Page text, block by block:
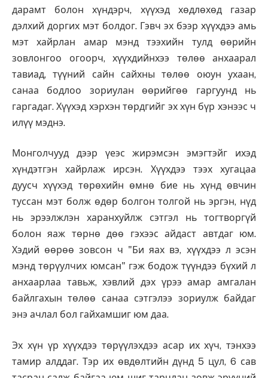
дарамт болон хүндэрч, хүүхэд хөдлөхөд газар
дэлхий доргих мэт болдог. Гэвч эх бээр хүүхдээ амь
мэт хайрлан амар мэнд тээхийн тулд өөрийн
зовлонгоо огоорч, хүүхдийнхээ төлөө анхаарал
тавиад, түүний сайн сайхны төлөө оюун ухаан,
санаа бодлоо зориулан өөрийгөө гаргуунд нь
гаргадаг. Хүүхэд хэрхэн төрдгийг эх хүн бүр хэнээс ч
илүү мэднэ.
Монголчууд дээр үеэс жирэмсэн эмэгтэйг ихэд
хүндэтгэн хайрлаж ирсэн. Хүүхдээ тээх хугацаа
дуусч хүүхэд төрөхийн өмнө бие нь хүнд өвчин
туссан мэт болж өдөр болгон толгой нь эргэн, нүд
нь эрээлжлэн харанхуйлж сэтгэл нь тогтворгүй
болон яаж төрнө дөө гэхээс айдаст автдаг юм.
Хэдий өөрөө зовсон ч "Би яах вэ, хүүхдээ л эсэн
мэнд төрүулчих юмсан" гэж бодож түүндээ бүхий л
анхаарлаа тавьж, хэвлий дэх үрээ амар амгалан
байлгахын төлөө санаа сэтгэлээ зориулж байдаг
энэ ачлал бол гайхамшиг юм даа.
Эх хүн үр хүүхдээ төрүүлэхдээ асар их хүч, тэнхээ
тамир алддаг. Тэр их өвдөлтийн дүнд 5 цул, 6 сав